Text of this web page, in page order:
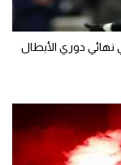
نهائي دوري الأبطال